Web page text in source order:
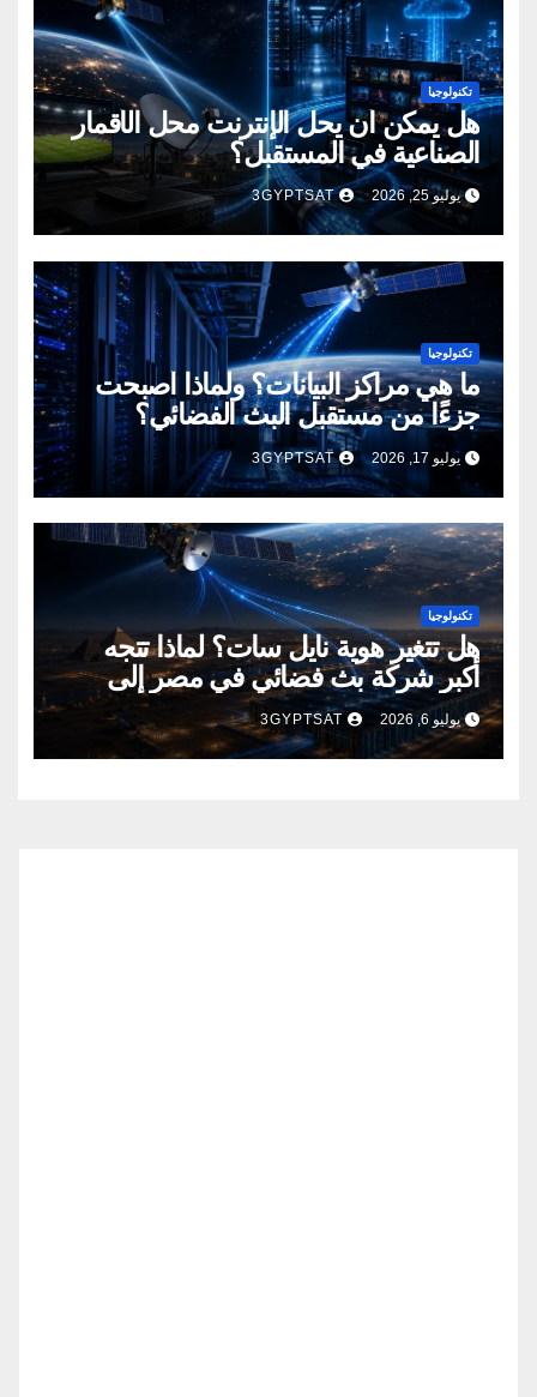
تكنولوجيا
هل يمكن أن يحل الإنترنت محل الأقمار
الصناعية في المستقبل؟
يوليو 25, 2026 3GYPTSAT
تكنولوجيا
ما هي مراكز البيانات؟ ولماذا أصبحت
جزءًا من مستقبل البث الفضائي؟
يوليو 17, 2026 3GYPTSAT
تكنولوجيا
هل تتغير هوية نايل سات؟ لماذا تتجه
أكبر شركة بث فضائي في مصر إلى
إنشاء مراكز بيانات؟
يوليو 6, 2026 3GYPTSAT